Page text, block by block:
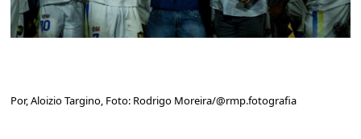
Por, Aloizio Targino, Foto: Rodrigo Moreira/@rmp.fotografia